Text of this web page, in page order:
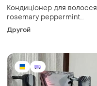
Кондиціонер для волосся
rosemary peppermint
conditioner від bogenia
Другой